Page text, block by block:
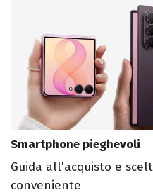
Smartphone pieghevoli
Guida all'acquisto e
conveniente